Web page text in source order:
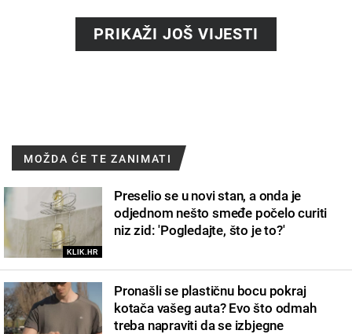
PRIKAŽI JOŠ VIJESTI
MOŽDA ĆE TE ZANIMATI
KLIK.HR
Preselio se u novi stan, a onda je
odjednom nešto smeđe počelo curiti
niz zid: 'Pogledajte, što je to?'
Pronašli se plastičnu bocu pokraj
kotača vašeg auta? Evo što odmah
treba napraviti da se izbjegne